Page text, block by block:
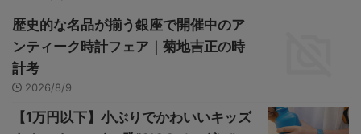
歴史的な名品が揃う銀座で開催中のア
ンティーク時計フェア｜菊地吉正の時
計考
2026/8/9
【1万円以下】小ぶりでかわいいキッズ